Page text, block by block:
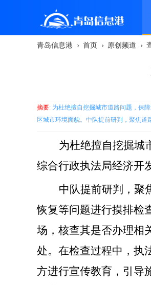
青岛信息港 › 首页 › 原创频道 ›
摘要: 为杜绝擅自挖掘城市道路问题，保
区城市环境面貌。中队提前研判，聚焦道
为杜绝擅自挖掘城
综合行政执法局经济开
中队提前研判，聚
恢复等问题进行摸排检
场，核查其是否办理相
处。在检查过程中，执
方进行宣传教育，引导